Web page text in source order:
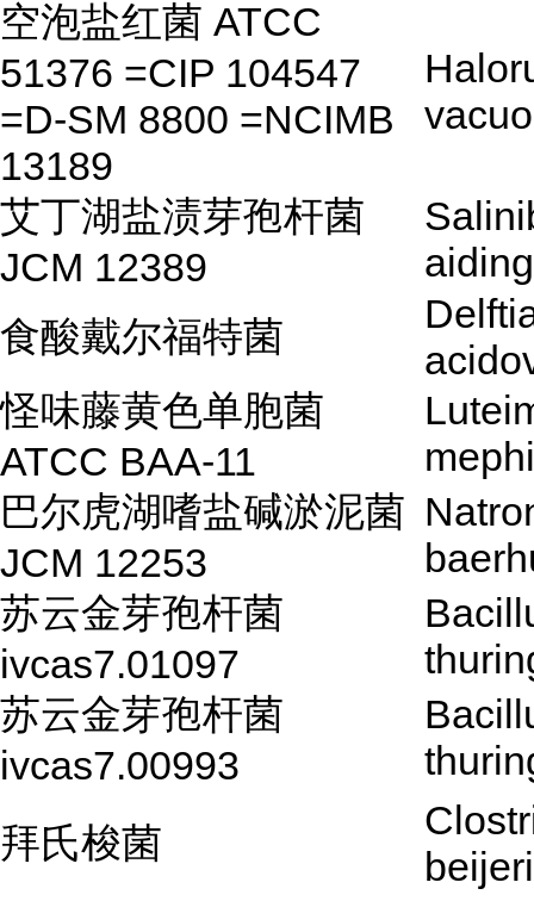
空泡盐红菌 ATCC
51376 =CIP 104547
=D-SM 8800 =NCIMB
13189
艾丁湖盐渍芽孢杆菌
JCM 12389
食酸戴尔福特菌
怪味藤黄色单胞菌
ATCC BAA-11
巴尔虎湖嗜盐碱淤泥菌
JCM 12253
苏云金芽孢杆菌
ivcas7.01097
苏云金芽孢杆菌
ivcas7.00993
拜氏梭菌